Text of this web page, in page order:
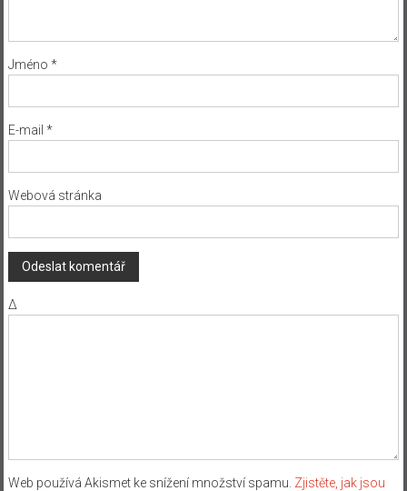
Jméno *
E-mail *
Webová stránka
Δ
Web používá Akismet ke snížení množství spamu. Zjistěte, jak jsou